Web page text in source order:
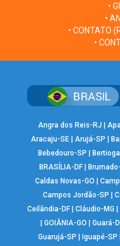
•
•
• CONTATO
•
Angra dos Reis-RJ
Aracaju-SE |Arujá-SP
Bebedouro-SP
BRASÍLIA-DF|
Caldas Novas-GO
|
Campos Jordão-SP
Ceilândia-DF| Cláudio-MG
GOIÂNIA-GO Guará-
Guarujá-SP
Iguapé-SP